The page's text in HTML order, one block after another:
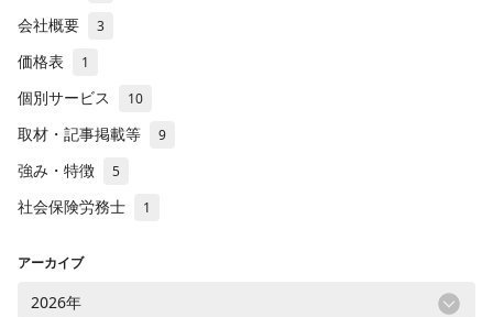
会社概要 3
価格表 1
個別サービス 10
取材・記事掲載等 9
強み・特徴 5
社会保険労務士 1
アーカイブ
2026年